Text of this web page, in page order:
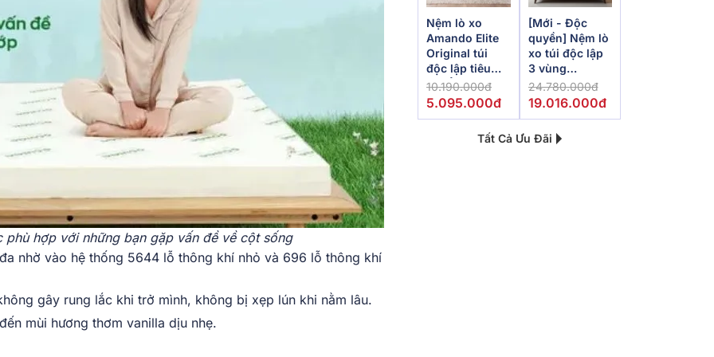
phù hợp với những bạn gặp vấn đề về cột sống
nhờ vào hệ thống 5644 lỗ thông khí nhỏ và 696 lỗ thông khí
gây rung lắc khi trở mình, không bị xẹp lún khi nằm lâu.
mùi hương thơm vanilla dịu nhẹ.
Nệm lò xo
Amando Elite
Original túi
độc lập tiêu
chuẩn khách
sạn 5 sao dày
10.190.000đ
5.095.000đ
[Mới - Độc
quyền] Nệm lò
xo túi độc lập
3 vùng
Dunlopillo
de.Stress
24.780.000đ
19.016.000đ
Tất Cả Ưu Đãi